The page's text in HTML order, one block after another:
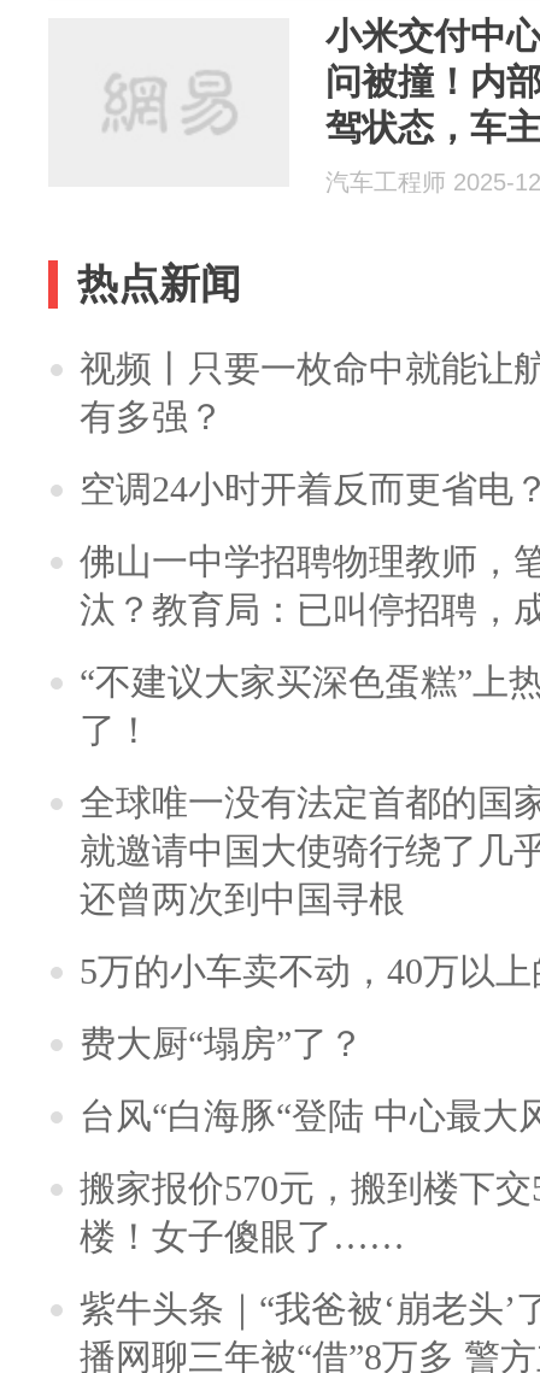
小米交付中
问被撞！内
驾状态，车
刹车踏板深
汽车工程师 2025-
热点新闻
视频丨只要一枚命中就能让
有多强？
空调24小时开着反而更省电
佛山一中学招聘物理教师，
汰？教育局：已叫停招聘，
“不建议大家买深色蛋糕”上
了！
全球唯一没有法定首都的国
就邀请中国大使骑行绕了几
还曾两次到中国寻根
5万的小车卖不动，40万以
费大厨“塌房”了？
台风“白海豚“登陆 中心最大
搬家报价570元，搬到楼下
楼！女子傻眼了……
紫牛头条｜“我爸被‘崩老头’
播网聊三年被“借”8万多 警